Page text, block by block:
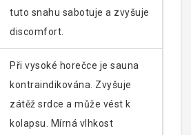
tuto snahu sabotuje a zvyšuje
discomfort.
Při vysoké horečce je sauna
kontraindikována. Zvyšuje
zátěž srdce a může vést k
kolapsu. Mírná vlhkost